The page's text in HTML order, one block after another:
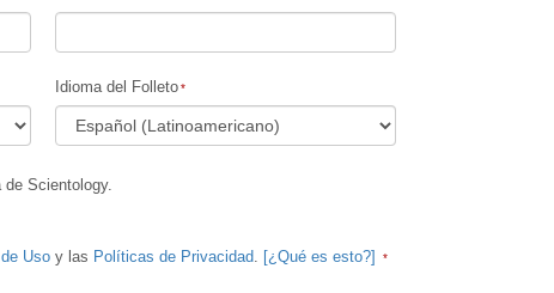
Herramientas para el Entorno Laboral
La Ética y las Condiciones
Los Fundamentos de la Organización
Idioma del Folleto
de Scientology.
Uso y las Políticas de Privacidad. [¿Qué es esto?]